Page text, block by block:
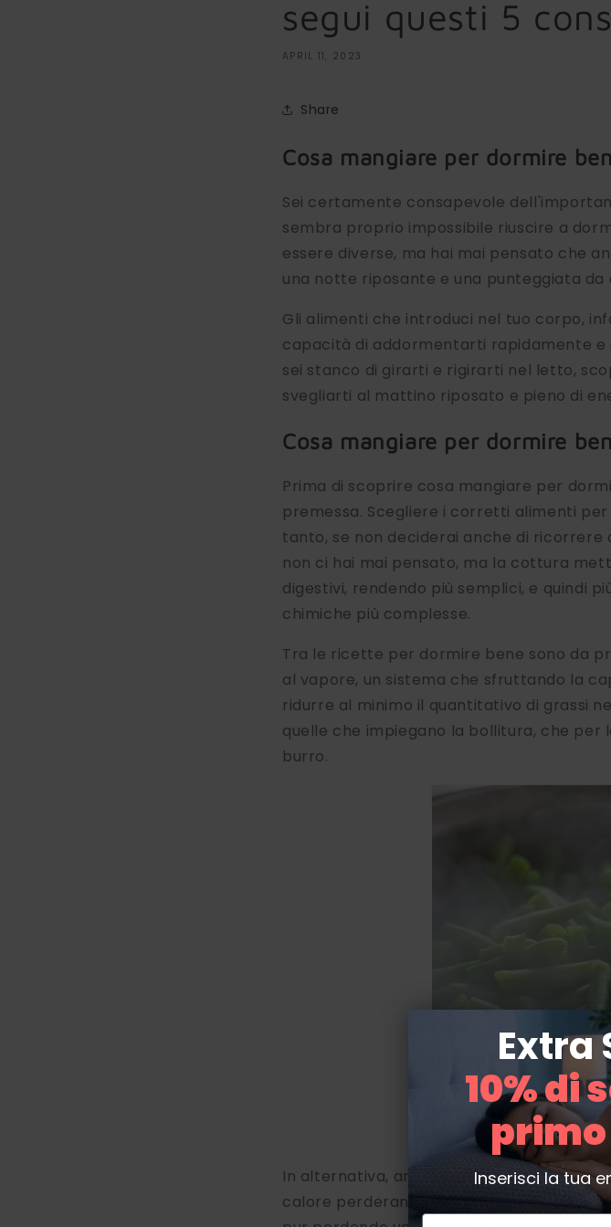
segui questi 5
APRIL 11, 2023
Share
Cosa mangiare per dormire
Sei certamente consapevole
sembra proprio impossibile riuscire a
essere diverse, ma hai mai pensato che
una notte riposante e una punteggiata
Gli alimenti che introduci nel tuo corpo,
capacità di addormentarti rapidamente e
sei stanco di girarti e rigirarti nel letto,
svegliarti al mattino riposato e pieno di
Cosa mangiare per dormire
Prima di scoprire cosa mangiare per
premessa. Scegliere i corretti alimenti
tanto, se non deciderai anche di
non ci hai mai pensato, ma la cottura
digestivi, rendendo più semplici, e quindi
chimiche più complesse.
Tra le ricette per dormire bene sono da
al vapore, un sistema che sfruttando la
ridurre al minimo il quantitativo di grassi
quelle che impiegano la bollitura, che per
burro.
In alternativa, andranno benissimo i cibi
calore perderanno in modo naturale
Extra
10% di
Inserisci la tua